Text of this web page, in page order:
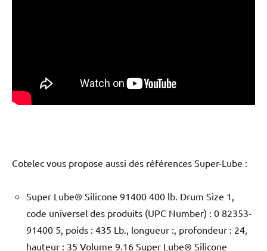
Cotelec vous propose aussi des références Super-Lube :
Super Lube® Silicone 91400 400 lb. Drum Size 1,
code universel des produits (UPC Number) : 0 82353-
91400 5, poids : 435 Lb., longueur :, profondeur : 24,
hauteur : 35 Volume 9.16 Super Lube® Silicone